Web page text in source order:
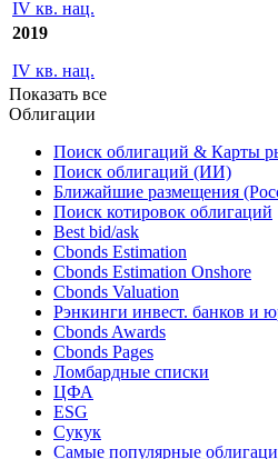
IV кв. нац.
IV кв. нац.
2019
IV кв. нац.
Показать все
Облигации
Поиск облигаций & Карты
Поиск облигаций (ИИ)
Ближайшие размещения
Поиск котировок облигаций
Best bid/ask
Cbonds Estimation
Cbonds Estimation Onshore
Cbonds Valuation
Рэнкинги инвест. банков и
Cbonds Awards
Cbonds Pages
Ломбардные списки